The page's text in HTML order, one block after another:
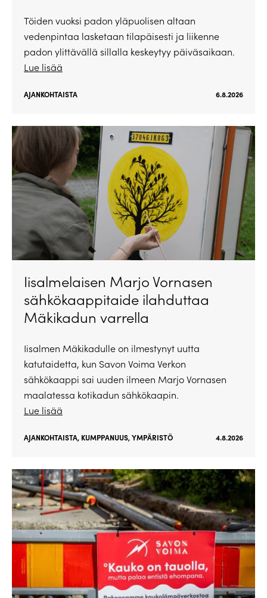
Töiden vuoksi padon yläpuolisen altaan
vedenpintaa lasketaan tilapäisesti ja liikenne
padon ylittävällä sillalla keskeytyy päiväsaikaan.
Lue lisää
AJANKOHTAISTA 6.8.2026
Iisalmelaisen Marjo Vornasen
sähkökaappitaide ilahduttaa
Mäkikadun varrella
Iisalmen Mäkikadulle on ilmestynyt uutta
katutaidetta, kun Savon Voima Verkon
sähkökaappi sai uuden ilmeen Marjo Vornasen
maalatessa kotikadun sähkökaapin.
Lue lisää
AJANKOHTAISTA, KUMPPANUUS,YMPÄRISTÖ 4.8.2026